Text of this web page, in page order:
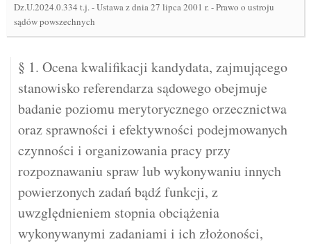
Dz.U.2024.0.334 t.j.-Ustawa z dnia 27 lipca 2001 r. - Prawo o ustroju
sądów powszechnych
§ 1. Ocena kwalifikacji kandydata, zajmującego
stanowisko referendarza sądowego obejmuje
badanie poziomu merytorycznego orzecznictwa
oraz sprawności i efektywności podejmowanych
czynności i organizowania pracy przy
rozpoznawaniu spraw lub wykonywaniu innych
powierzonych zadań bądź funkcji, z
uwzględnieniem stopnia obciążenia
wykonywanymi zadaniami i ich złożoności,